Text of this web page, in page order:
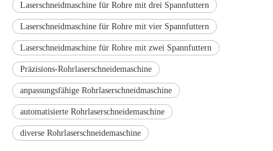
Laserschneidmaschine für Rohre mit drei Spannfuttern
Laserschneidmaschine für Rohre mit vier Spannfuttern
Laserschneidmaschine für Rohre mit zwei Spannfuttern
Präzisions-Rohrlaserschneidemaschine
anpassungsfähige Rohrlaserschneidmaschine
automatisierte Rohrlaserschneidemaschine
diverse Rohrlaserschneidemaschine